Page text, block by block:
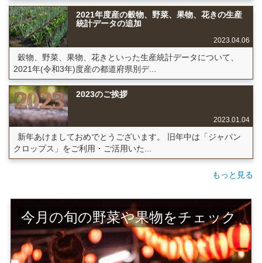
2021年度産の穀物、野菜、果物、花きの生産
統計データの追加
2023.04.06
穀物、野菜、果物、花きといった生産統計データについて、
2021年(令和3年)度産の都道府県別デ...
2023のご挨拶
2023.01.04
新年あけましておめでとうございます。 旧年中は「ジャパン
クロップス」をご利用・ご活用いた...
もっと見る
今月の旬の野菜や果物をチェック